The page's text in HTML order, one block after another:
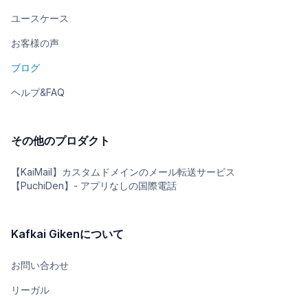
ユースケース
お客様の声
ブログ
ヘルプ&FAQ
その他のプロダクト
【KaiMail】カスタムドメインのメール転送サービス
【PuchiDen】- アプリなしの国際電話
Kafkai Gikenについて
お問い合わせ
リーガル